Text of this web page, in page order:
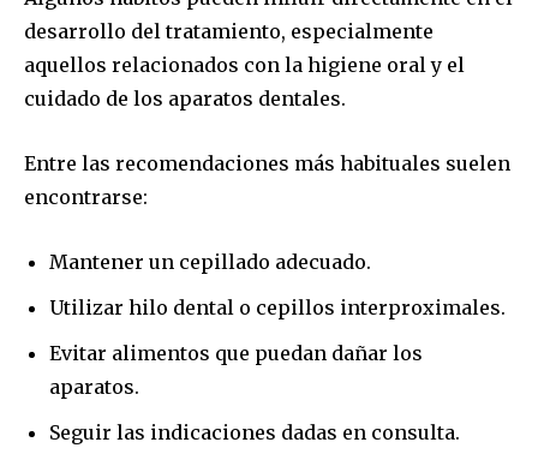
desarrollo del tratamiento, especialmente
aquellos relacionados con la higiene oral y el
cuidado de los aparatos dentales.
Entre las recomendaciones más habituales suelen
encontrarse:
Mantener un cepillado adecuado.
Utilizar hilo dental o cepillos interproximales.
Evitar alimentos que puedan dañar los
aparatos.
Seguir las indicaciones dadas en consulta.